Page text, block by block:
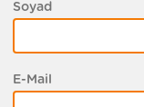
Soyad
E-Mail